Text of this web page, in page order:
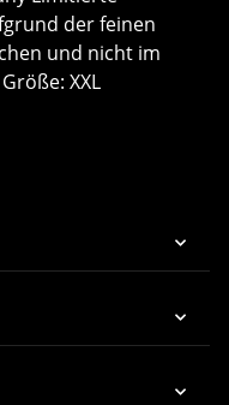
der feinen
und nicht im
XXL